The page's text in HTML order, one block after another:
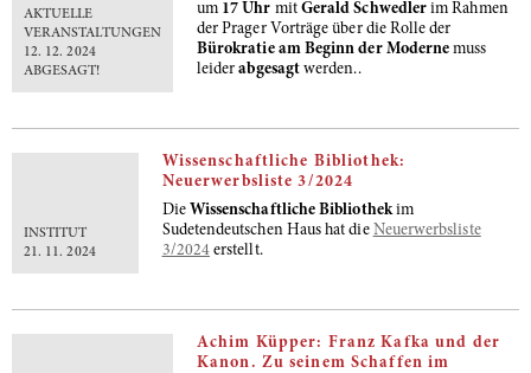
AKTUELLE
VERANSTALTUNGEN
12. 12. 2024
ABGESAGT!
um 17 Uhr mit Gerald Schwedler im Rahmen
der Prager Vorträge über die Rolle der
Bürokratie am Beginn der Moderne muss
leiderabgesagtwerden..
INSTITUT
21. 11. 2024
Wissenschaftliche Bibliothek:
Neuerwerbsliste 3/2024
Die Wissenschaftliche Bibliothekim
Sudetendeutschen Haus hat die Neuerwerbsliste
3/2024erstellt.
Achim Küpper: Franz Kafka und der
Kanon. Zu seinem Schaffen im